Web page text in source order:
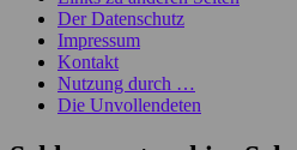
Der Datenschutz
Impressum
Kontakt
Nutzung durch …
Die Unvollendeten